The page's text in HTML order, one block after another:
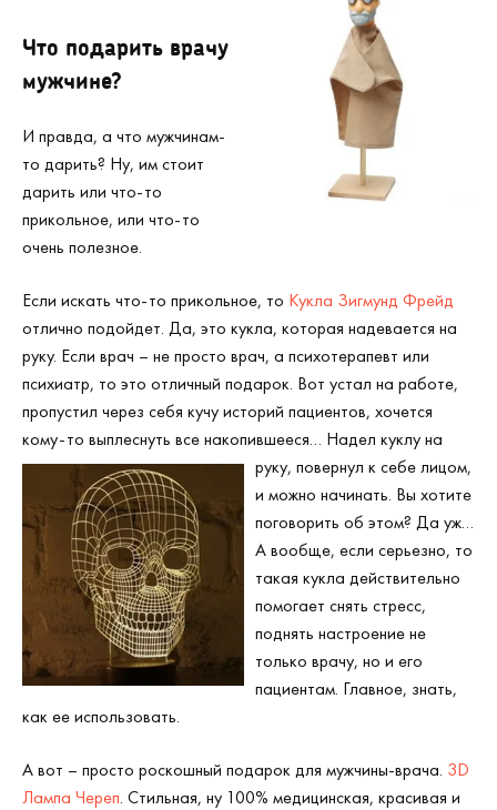
Что подарить врачу
мужчине?
И правда, а что мужчинам-
то дарить? Ну, им стоит
дарить или что-то
прикольное, или что-то
очень полезное.
Если искать что-то прикольное, то Кукла Зигмунд Фрейд
отлично подойдет. Да, это кукла, которая надевается на
руку. Если врач – не просто врач, а психотерапевт или
психиатр, то это отличный подарок. Вот устал на работе,
пропустил через себя кучу историй пациентов, хочется
кому-то выплеснуть все накопившееся… Надел куклу на
руку, повернул к себе лицом,
и можно начинать. Вы хотите
поговорить об этом? Да уж…
А вообще, если серьезно, то
такая кукла действительно
помогает снять стресс,
поднять настроение не
только врачу, но и его
пациентам. Главное, знать,
как ее использовать.
А вот – просто роскошный подарок для мужчины-врача. 3D
Лампа Череп. Стильная, ну 100% медицинская, красивая и